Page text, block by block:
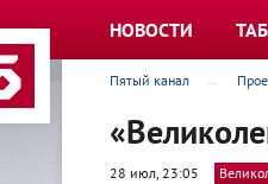
НОВОСТИ
Пятый канал
28 июл, 23:05